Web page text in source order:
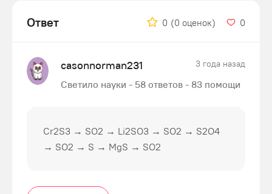
Ответ 0 (0 оценок) 0
casonnorman231 3 года назад
Светило науки - 58 ответов - 83 помощи
Cr2S3 → SO2 → Li2SO3 → SO2 → S2O4
→ SO2 → S → MgS → SO2